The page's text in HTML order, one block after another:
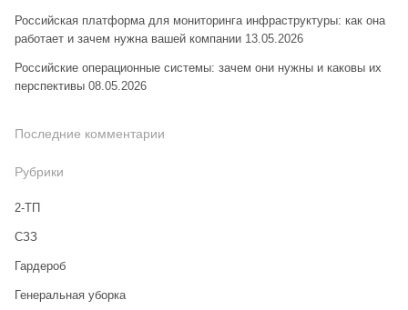
Российская платформа для мониторинга инфраструктуры: как она
работает и зачем нужна вашей компании 13.05.2026
Российские операционные системы: зачем они нужны и каковы их
перспективы 08.05.2026
Последние комментарии
Рубрики
2-ТП
CЗЗ
Гардероб
Генеральная уборка